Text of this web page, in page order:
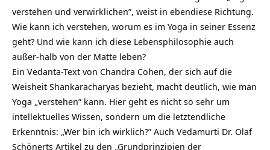
verstehen und verwirklichen”, weist in ebendiese Richtung.
Wie kann ich verstehen, worum es im Yoga in seiner Essenz
geht? Und wie kann ich diese Lebensphilosophie auch
außer-halb von der Matte leben?
Ein Vedanta-Text von Chandra Cohen, der sich auf die
Weisheit Shankaracharyas bezieht, macht deutlich, wie man
Yoga „verstehen” kann. Hier geht es nicht so sehr um
intellektuelles Wissen, sondern um die letztendliche
Erkenntnis: „Wer bin ich wirklich?” Auch Vedamurti Dr. Olaf
Schönerts Artikel zu den „Grundprinzipien der